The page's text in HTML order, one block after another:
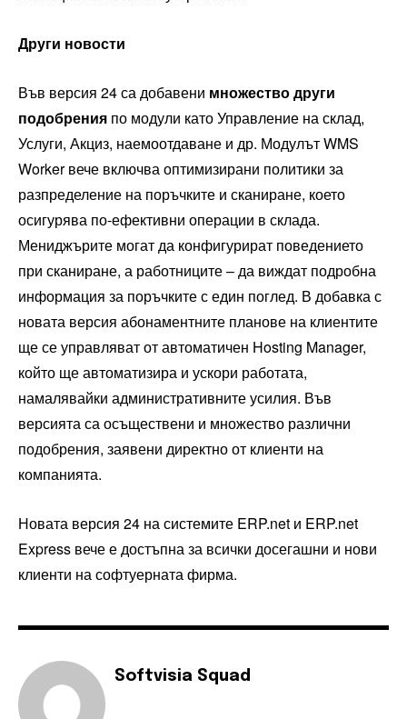
Други новости
Във версия 24 са добавени множестводруги
подобрения по модули като Управление на склад,
Услуги, Акциз, наемоотдаване и др. Модулът WMS
Worker вече включва оптимизирани политики за
разпределение на поръчките и сканиране, което
осигурява по-ефективни операции в склада.
Мениджърите могат да конфигурират поведението
при сканиране, а работниците – да виждат подробна
информация за поръчките с един поглед. В добавка с
новата версия абонаментните планове на клиентите
ще се управляват от автоматичен Hosting Manager,
който ще автоматизира и ускори работата,
намалявайки административните усилия. Във
версията са осъществени и множество различни
подобрения, заявени директно от клиенти на
компанията.
Новата версия 24 на системите ERP.net и ERP.net
Express вече е достъпна за всички досегашни и нови
клиенти на софтуерната фирма.
Softvisia Squad